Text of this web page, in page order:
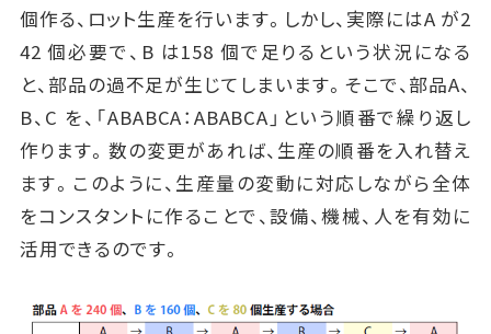
個作る、ロット生産を行います。しかし、実際にはA が2
42 個必要で、B は158 個で足りるという状況になる
と、部品の過不足が生じてしまいます。そこで、部品A、
B、C を、「ABABCA：ABABCA」という順番で繰り返し
作ります。数の変更があれば、生産の順番を入れ替え
ます。このように、生産量の変動に対応しながら全体
をコンスタントに作ることで、設備、機械、人を有効に
活用できるのです。